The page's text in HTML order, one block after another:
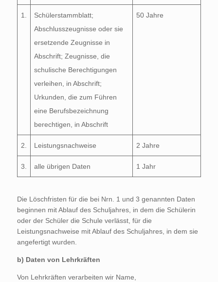
1.
Schülerstammblatt;
Abschlusszeugnisse oder sie
ersetzende Zeugnisse in
Abschrift; Zeugnisse, die
schulische Berechtigungen
verleihen, in Abschrift;
Urkunden, die zum Führen
eine Berufsbezeichnung
berechtigen, in Abschrift
50 Jahre
2. Leistungsnachweise 2 Jahre
3. alle übrigen Daten 1 Jahr
Die Löschfristen für die bei Nrn. 1 und 3 genannten Daten
beginnen mit Ablauf des Schuljahres, in dem die Schülerin
oder der Schüler die Schule verlässt, für die
Leistungsnachweise mit Ablauf des Schuljahres, in dem sie
angefertigt wurden.
b) Daten von Lehrkräften
Von Lehrkräften verarbeiten wir Name,